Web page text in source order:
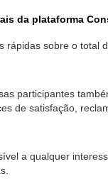
da plataforma
rápidas sobre o total
participantes
de satisfação,
a qualquer